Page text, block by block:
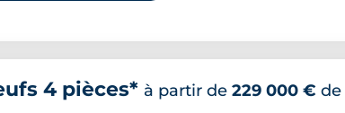
4 pièces* à partir de 229 000 € de